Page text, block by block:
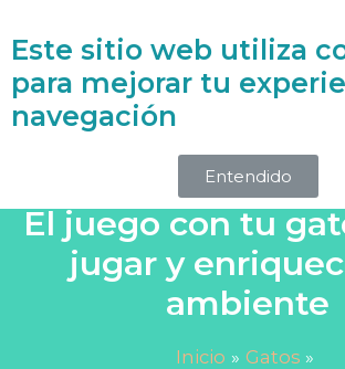
Accede a la Biblioteca
El juego con tu
jugar y
ambiente
Inicio
Gatos
Este sitio web utiliza
para mejorar tu
navegación
Entendido